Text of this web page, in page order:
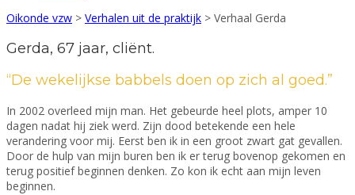
Oikonde vzw > Verhalen uit de praktijk > Verhaal Gerda
Gerda, 67 jaar, cliënt.
“De wekelijkse babbels doen op zich al goed.”
In 2002 overleed mijn man. Het gebeurde heel plots, amper 10
dagen nadat hij ziek werd. Zijn dood betekende een hele
verandering voor mij. Eerst ben ik in een groot zwart gat gevallen.
Door de hulp van mijn buren ben ik er terug bovenop gekomen en
terug positief beginnen denken. Zo kon ik echt aan mijn leven
beginnen.